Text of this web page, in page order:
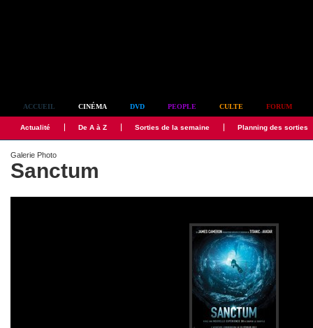
ACCUEIL CINÉMA DVD PEOPLE CULTE FORUM
Actualité De A à Z Sorties de la semaine Planning des sorties
Galerie Photo
Sanctum